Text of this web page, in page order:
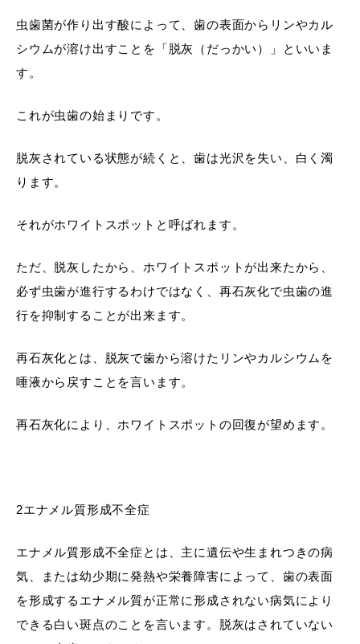
虫歯菌が作り出す酸によって、歯の表面からリンやカル
シウムが溶け出すことを「脱灰（だっかい）」といいま
す。
これが虫歯の始まりです。
脱灰されている状態が続くと、歯は光沢を失い、白く濁
ります。
それがホワイトスポットと呼ばれます。
ただ、脱灰したから、ホワイトスポットが出来たから、
必ず虫歯が進行するわけではなく、再石灰化で虫歯の進
行を抑制することが出来ます。
再石灰化とは、脱灰で歯から溶けたリンやカルシウムを
唾液から戻すことを言います。
再石灰化により、ホワイトスポットの回復が望めます。
2エナメル質形成不全症
エナメル質形成不全症とは、主に遺伝や生まれつきの病
気、または幼少期に発熱や栄養障害によって、歯の表面
を形成するエナメル質が正常に形成されない病気により
できる白い斑点のことを言います。脱灰はされていない